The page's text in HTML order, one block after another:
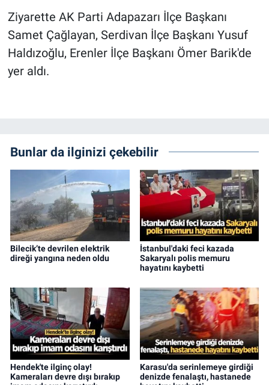
Ziyarette AK Parti Adapazarı İlçe Başkanı
Samet Çağlayan, Serdivan İlçe Başkanı Yusuf
Haldızoğlu, Erenler İlçe Başkanı Ömer Barik'de
yer aldı.
Bunlar da ilginizi çekebilir
Bilecik’te devrilen elektrik
direği yangına neden oldu
İstanbul'daki feci kazada
Sakaryalı polis memuru
hayatını kaybetti
Hendek'te ilginç olay!
Kameraları devre dışı bırakıp
Karasu'da serinlemeye girdiği
denizde fenalaştı, hastanede